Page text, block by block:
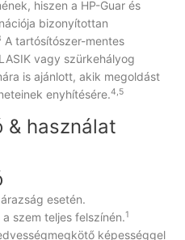
hiszen a HP-Guar és
bizonyítottan
A tartósítószer-mentes
vagy szürkehályog
is ajánlott, akik megoldást
enyhítésére.4,5
& használat
esetén.
szem teljes felszínén.1
képességgel